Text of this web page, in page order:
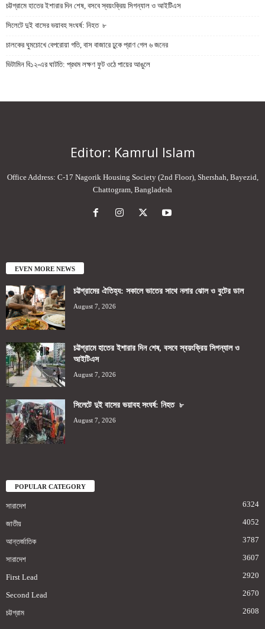
চট্টগ্রামে হাতের ইশারার দিন শেষ, বসবে স্বয়ংক্রিয় সিগন্যাল ও আইটিএস
সিলেটে দুই বাসের ভয়াবহ সংঘর্ষ: নিহত ৮
চালকের ঘুমচোখে বেপরোয়া গতি, বাস বাজারে ঢুকে প্রাণ গেল ৬ জনের
ভিটামিন বি১২-এর ঘাটতি: প্রথম লক্ষণ ফুট ওঠে পায়ের আঙুলে
Editor: Kamrul Islam
Office Address: C-17 Nagorik Housing Society (2nd Floor), Shershah, Bayezid,
Chattogram, Bangladesh
EVEN MORE NEWS
চট্টগ্রামের ঐতিহ্য: সকালে ভাতের সাথে নলার ঝোল ও বুটের ডাল
August 7, 2026
চট্টগ্রামে হাতের ইশারার দিন শেষ, বসবে স্বয়ংক্রিয় সিগন্যাল ও
আইটিএস
August 7, 2026
সিলেটে দুই বাসের ভয়াবহ সংঘর্ষ: নিহত ৮
August 7, 2026
POPULAR CATEGORY
সারাদেশ 6324
জাতীয় 4052
আন্তর্জাতিক 3787
সারাদেশ 3607
First Lead 2920
Second Lead 2670
চট্টগ্রাম 2608